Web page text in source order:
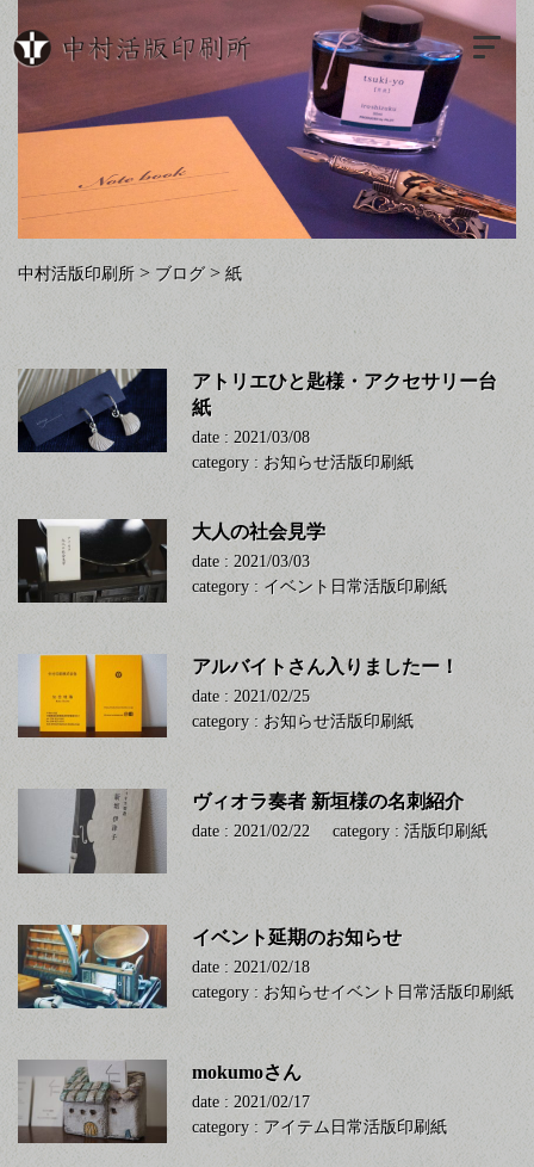
中村活版印刷所 > ブログ > 紙
アトリエひと匙様・アクセサリー台
紙
date : 2021/03/08
category : お知らせ活版印刷紙
大人の社会見学
date : 2021/03/03
category : イベント 日常活版印刷紙
アルバイトさん入りましたー！
date : 2021/02/25
category : お知らせ活版印刷紙
ヴィオラ奏者 新垣様の名刺紹介
date : 2021/02/22 category :活版印刷紙
イベント延期のお知らせ
date : 2021/02/18
category : お知らせイベント 日常活版印刷紙
mokumoさん
date : 2021/02/17
category : アイテム 日常活版印刷紙